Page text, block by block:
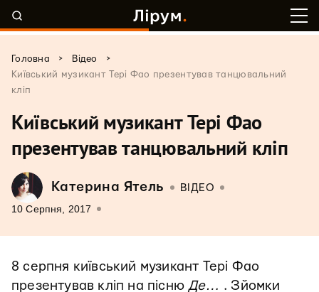
Головна > Відео
>
Київський музикант Тері Фао презентував танцювальний
кліп
Київський музикант Тері Фао
презентував танцювальний кліп
Катерина Ятель ВІДЕО
10 Серпня, 2017
8 серпня київський музикант Тері Фао
презентував кліп на піснюДе… . Зйомки